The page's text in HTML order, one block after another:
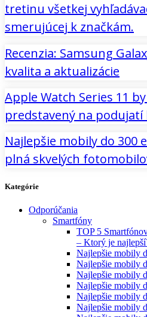
tretinu všetkej
smerujúcej k značkám.
Recenzia: Samsung
kvalita a aktualizácie
Apple Watch Series 11
predstavený na podujatí
Najlepšie mobily do 300
plná skvelých
Kategórie
Odporúčania
Smartfóny
TOP 5
– Ktorý je
Najlepšie mobily
Najlepšie mobily
Najlepšie mobily
Najlepšie mobily
Najlepšie mobily
Najlepšie mobily